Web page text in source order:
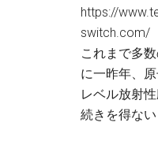
https://
switch.com/
これまで多
に一昨年、
レベル放射
続きを得な